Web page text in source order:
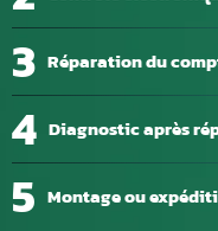
3 Réparation du
4 Diagnostic après
5 Montage ou